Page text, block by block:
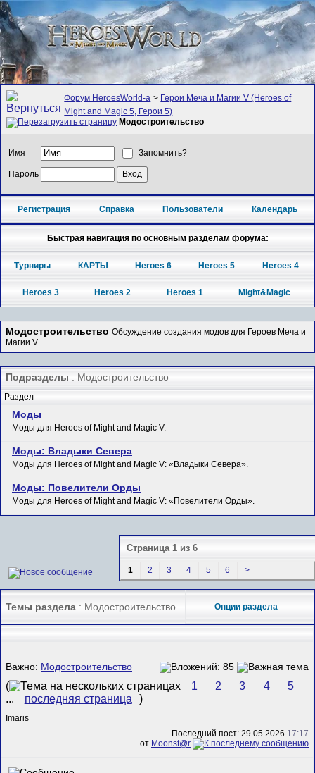
Форум HeroesWorld-а > Герои Меча и Магии V (Heroes of
Might and Magic 5, Герои 5)
Модостроительство
Имя Запомнить?
Пароль
Регистрация Справка Пользователи Календарь
Быстрая навигация по основным разделам форума:
Турниры КАРТЫ Heroes 6 Heroes 5 Heroes 4
Heroes 3 Heroes 2 Heroes 1 Might&Magic
Модостроительство Обсуждение создания модов для Героев Меча и
Магии V.
Подразделы : Модостроительство
Раздел
Моды
Моды для Heroes of Might and Magic V.
Моды: Владыки Севера
Моды для Heroes of Might and Magic V: «Владыки Севера».
Моды: Повелители Орды
Моды для Heroes of Might and Magic V: «Повелители Орды».
Страница 1 из 6
1 2 3 4 5 6 >
Темы раздела : Модостроительство Опции раздела
Важно: Модостроительство
( 1 2 3 4
5
...
последняя страница )
Imaris
Последний пост: 29.05.2026 17:17
от Mооnst@r